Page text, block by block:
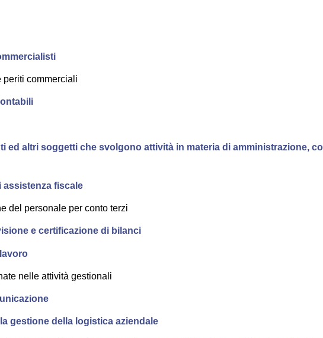
periti commerciali
ed altri soggetti che svolgono attività in materia di amministrazione,
assistenza fiscale
del personale per conto terzi
e certificazione di bilanci
nelle attività gestionali
gestione della logistica aziendale